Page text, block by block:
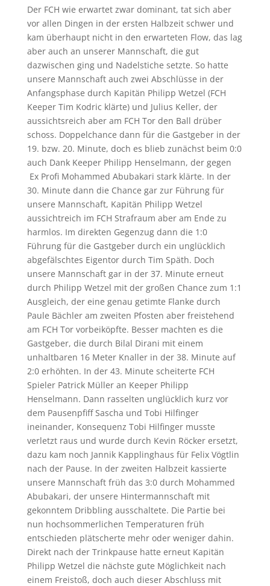
Der FCH wie erwartet zwar dominant, tat sich aber
vor allen Dingen in der ersten Halbzeit schwer und
kam überhaupt nicht in den erwarteten Flow, das lag
aber auch an unserer Mannschaft, die gut
dazwischen ging und Nadelstiche setzte. So hatte
unsere Mannschaft auch zwei Abschlüsse in der
Anfangsphase durch Kapitän Philipp Wetzel (FCH
Keeper Tim Kodric klärte) und Julius Keller, der
aussichtsreich aber am FCH Tor den Ball drüber
schoss. Doppelchance dann für die Gastgeber in der
19. bzw. 20. Minute, doch es blieb zunächst beim 0:0
auch Dank Keeper Philipp Henselmann, der gegen
Ex Profi Mohammed Abubakari stark klärte. In der
30. Minute dann die Chance gar zur Führung für
unsere Mannschaft, Kapitän Philipp Wetzel
aussichtreich im FCH Strafraum aber am Ende zu
harmlos. Im direkten Gegenzug dann die 1:0
Führung für die Gastgeber durch ein unglücklich
abgefälschtes Eigentor durch Tim Späth. Doch
unsere Mannschaft gar in der 37. Minute erneut
durch Philipp Wetzel mit der großen Chance zum 1:1
Ausgleich, der eine genau getimte Flanke durch
Paule Bächler am zweiten Pfosten aber freistehend
am FCH Tor vorbeiköpfte. Besser machten es die
Gastgeber, die durch Bilal Dirani mit einem
unhaltbaren 16 Meter Knaller in der 38. Minute auf
2:0 erhöhten. In der 43. Minute scheiterte FCH
Spieler Patrick Müller an Keeper Philipp
Henselmann. Dann rasselten unglücklich kurz vor
dem Pausenpfiff Sascha und Tobi Hilfinger
ineinander, Konsequenz Tobi Hilfinger musste
verletzt raus und wurde durch Kevin Röcker ersetzt,
dazu kam noch Jannik Kapplinghaus für Felix Vögtlin
nach der Pause. In der zweiten Halbzeit kassierte
unsere Mannschaft früh das 3:0 durch Mohammed
Abubakari, der unsere Hintermannschaft mit
gekonntem Dribbling ausschaltete. Die Partie bei
nun hochsommerlichen Temperaturen früh
entschieden plätscherte mehr oder weniger dahin.
Direkt nach der Trinkpause hatte erneut Kapitän
Philipp Wetzel die nächste gute Möglichkeit nach
einem Freistoß, doch auch dieser Abschluss mit